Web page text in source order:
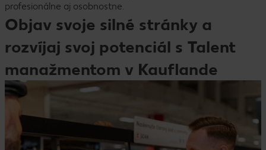
profesionálne aj osobnostne.
Objav svoje silné stránky a
rozvíjaj svoj potenciál s Talent
manažmentom v Kauflande